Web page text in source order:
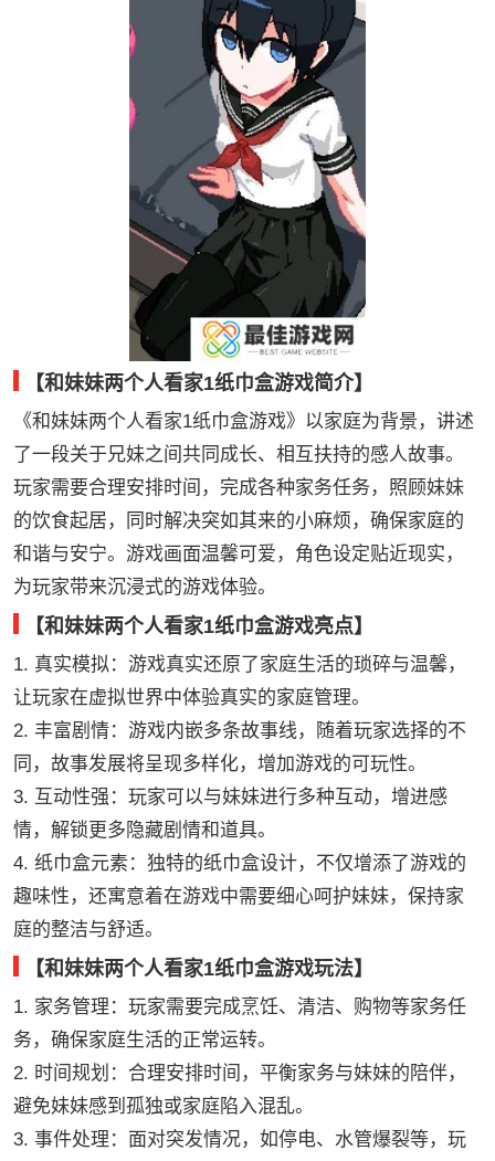
【和妹妹两个人看家1纸巾盒游戏简介】
《和妹妹两个人看家1纸巾盒游戏》以家庭为背景，讲述
了一段关于兄妹之间共同成长、相互扶持的感人故事。
玩家需要合理安排时间，完成各种家务任务，照顾妹妹
的饮食起居，同时解决突如其来的小麻烦，确保家庭的
和谐与安宁。游戏画面温馨可爱，角色设定贴近现实，
为玩家带来沉浸式的游戏体验。
【和妹妹两个人看家1纸巾盒游戏亮点】
1. 真实模拟：游戏真实还原了家庭生活的琐碎与温馨，
让玩家在虚拟世界中体验真实的家庭管理。
2. 丰富剧情：游戏内嵌多条故事线，随着玩家选择的不
同，故事发展将呈现多样化，增加游戏的可玩性。
3. 互动性强：玩家可以与妹妹进行多种互动，增进感
情，解锁更多隐藏剧情和道具。
4. 纸巾盒元素：独特的纸巾盒设计，不仅增添了游戏的
趣味性，还寓意着在游戏中需要细心呵护妹妹，保持家
庭的整洁与舒适。
【和妹妹两个人看家1纸巾盒游戏玩法】
1. 家务管理：玩家需要完成烹饪、清洁、购物等家务任
务，确保家庭生活的正常运转。
2. 时间规划：合理安排时间，平衡家务与妹妹的陪伴，
避免妹妹感到孤独或家庭陷入混乱。
3. 事件处理：面对突发情况，如停电、水管爆裂等，玩